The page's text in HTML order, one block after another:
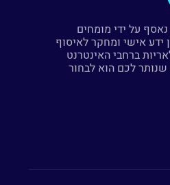
על ידי מומחים
ידע אישי ומחקר לאיסוף
ברחבי האינטרנט
לכם הוא לבחור